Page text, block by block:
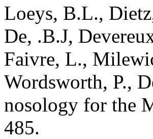
Loeys, B.L.,
De, .B.J,
Faivre, L.,
Wordsworth, P.,
nosology for the
485.